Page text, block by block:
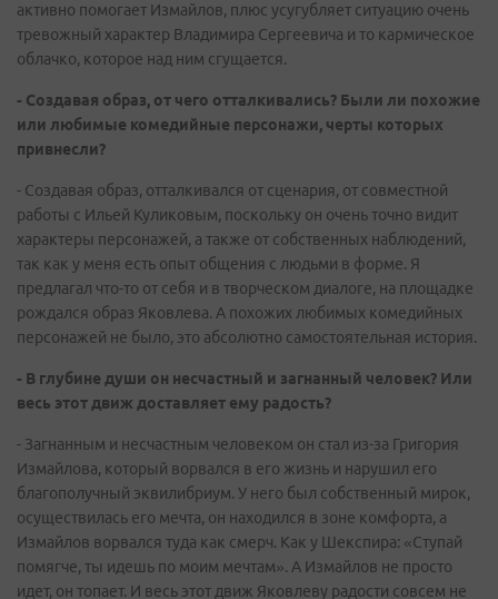
активно помогает Измайлов, плюс усугубляет ситуацию очень
тревожный характер Владимира Сергеевича и то кармическое
облачко, которое над ним сгущается.
- Создавая образ, от чего отталкивались? Были ли похожие
или любимые комедийные персонажи, черты которых
привнесли?
- Создавая образ, отталкивался от сценария, от совместной
работы с Ильей Куликовым, поскольку он очень точно видит
характеры персонажей, а также от собственных наблюдений,
так как у меня есть опыт общения с людьми в форме. Я
предлагал что-то от себя и в творческом диалоге, на площадке
рождался образ Яковлева. А похожих любимых комедийных
персонажей не было, это абсолютно самостоятельная история.
- В глубине души он несчастный и загнанный человек? Или
весь этот движ доставляет ему радость?
- Загнанным и несчастным человеком он стал из-за Григория
Измайлова, который ворвался в его жизнь и нарушил его
благополучный эквилибриум. У него был собственный мирок,
осуществилась его мечта, он находился в зоне комфорта, а
Измайлов ворвался туда как смерч. Как у Шекспира: «Ступай
помягче, ты идешь по моим мечтам». А Измайлов не просто
идет, он топает. И весь этот движ Яковлеву радости совсем не